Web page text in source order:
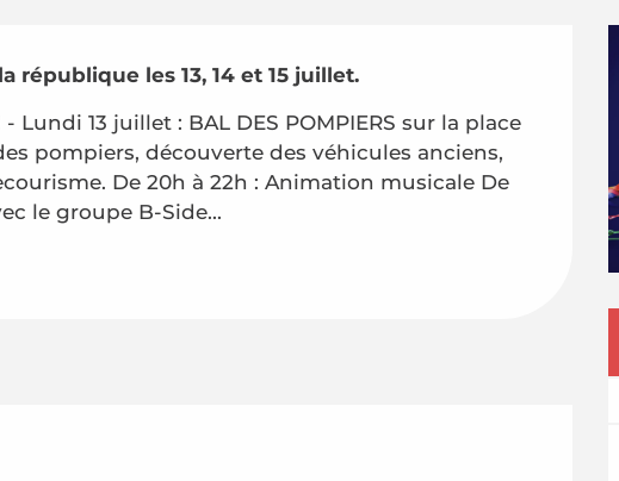
république les 13, 14 et 15 juillet.
Lundi 13 juillet : BAL DES POMPIERS sur la place
pompiers, découverte des véhicules anciens,
De 20h à 22h : Animation musicale De
le groupe B-Side...